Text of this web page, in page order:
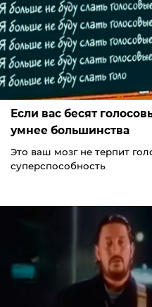
Если вас бесят
умнее большинства
Это ваш мозг не терпит
суперспособность